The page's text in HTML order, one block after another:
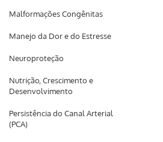
Malformações Congênitas
Manejo da Dor e do Estresse
Neuroproteção
Nutrição, Crescimento e
Desenvolvimento
Persistência do Canal Arterial
(PCA)